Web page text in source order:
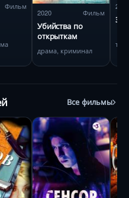
Фильм
2020 Фильм
Убийства по
открыткам
драма, криминал
2018
Все фильмы